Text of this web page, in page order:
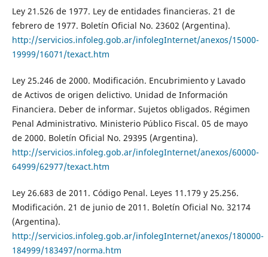
Ley 21.526 de 1977. Ley de entidades financieras. 21 de
febrero de 1977. Boletín Oficial No. 23602 (Argentina).
http://servicios.infoleg.gob.ar/infolegInternet/anexos/15000-
19999/16071/texact.htm
Ley 25.246 de 2000. Modificación. Encubrimiento y Lavado
de Activos de origen delictivo. Unidad de Información
Financiera. Deber de informar. Sujetos obligados. Régimen
Penal Administrativo. Ministerio Público Fiscal. 05 de mayo
de 2000. Boletín Oficial No. 29395 (Argentina).
http://servicios.infoleg.gob.ar/infolegInternet/anexos/60000-
64999/62977/texact.htm
Ley 26.683 de 2011. Código Penal. Leyes 11.179 y 25.256.
Modificación. 21 de junio de 2011. Boletín Oficial No. 32174
(Argentina).
http://servicios.infoleg.gob.ar/infolegInternet/anexos/180000-
184999/183497/norma.htm